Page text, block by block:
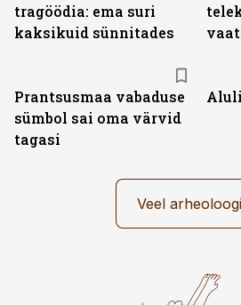
tragöödia: ema suri
kaksikuid sünnitades
Prantsusmaa vabaduse
sümbol sai oma värvid
tagasi
Veel